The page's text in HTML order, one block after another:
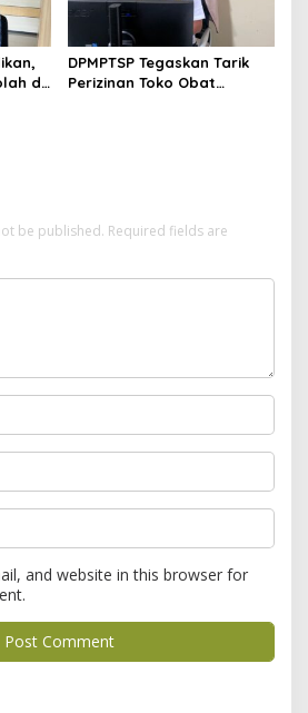
di
DPMPTSP Tegaskan Tarik
Perizinan Toko Obat
be published. Required fields are
and website in this browser for